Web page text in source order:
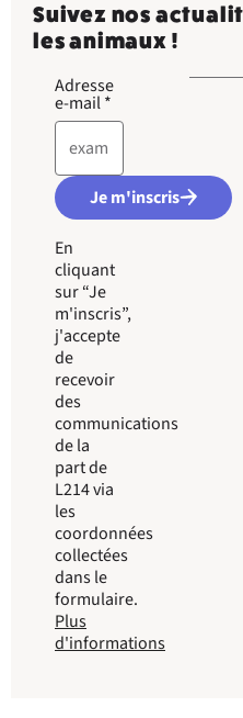
Suivez nos
les animaux !
Adresse
e-mail*
Je m'inscris
En
cliquant
sur “Je
m'inscris”,
j'accepte
de
recevoir
des
communications
de la
part de
L214 via
les
coordonnées
collectées
dans le
formulaire.
Plus
d'informations